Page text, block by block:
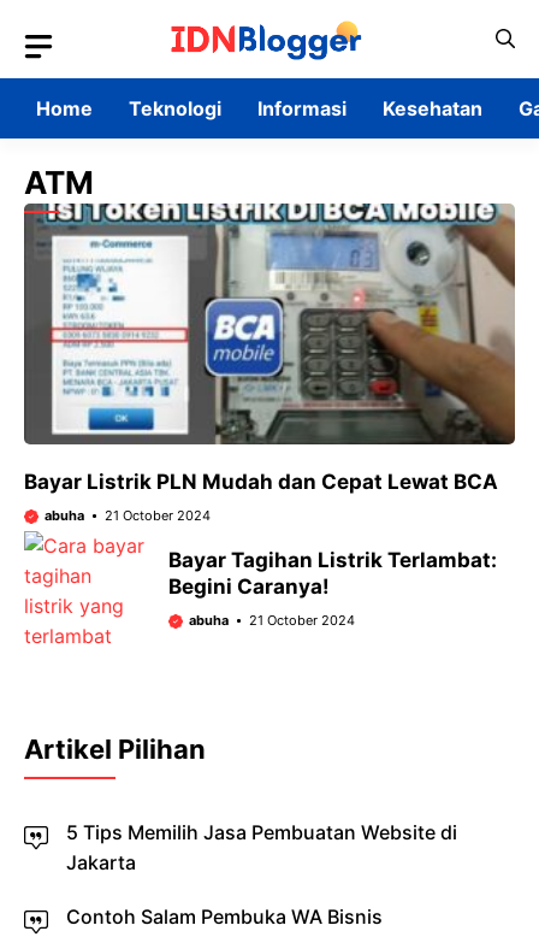
content
Home
Teknologi Informasi Kesehatan
ATM
Bayar Listrik PLN Mudah dan Cepat Lewat BCA
abuha 21 October 2024
Bayar Tagihan Listrik Terlambat:
Begini Caranya!
abuha 21 October 2024
Artikel Pilihan
5 Tips Memilih Jasa Pembuatan Website di
Jakarta
Contoh Salam Pembuka WA Bisnis